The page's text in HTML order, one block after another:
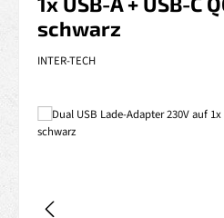
schwarz
INTER-TECH
Bildergalerie überspringen